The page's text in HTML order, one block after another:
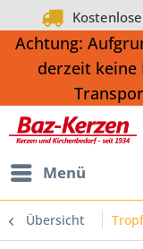
Achtung:
derzeit keine
Menü
Übersicht